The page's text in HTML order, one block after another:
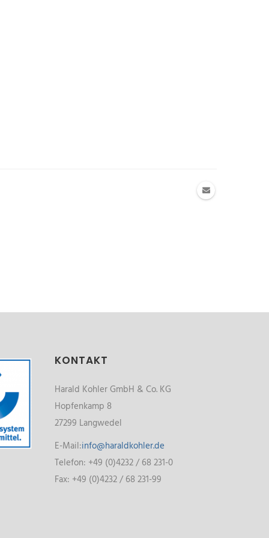
KONTAKT
Harald Kohler GmbH & Co. KG
Hopfenkamp 8
27299 Langwedel
E-Mail:info@haraldkohler.de
Telefon: +49 (0)4232 / 68 231-0
Fax: +49 (0)4232 / 68 231-99